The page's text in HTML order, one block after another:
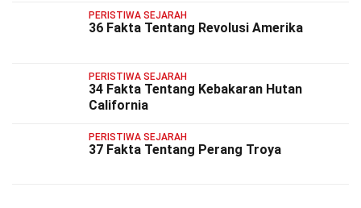
PERISTIWA SEJARAH
36 Fakta Tentang Revolusi Amerika
PERISTIWA SEJARAH
34 Fakta Tentang Kebakaran Hutan
California
PERISTIWA SEJARAH
37 Fakta Tentang Perang Troya